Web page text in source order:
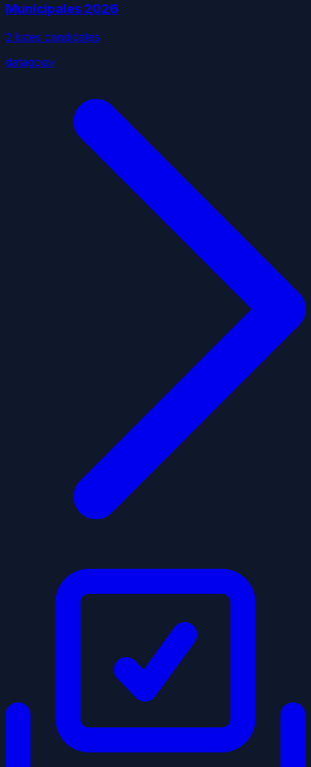
Municipales 2026
2 listes candidates
datagouv